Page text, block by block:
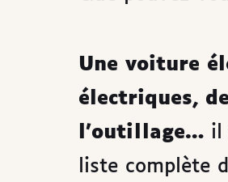
Une voiture
électriques,
l'outillage…il
liste complète